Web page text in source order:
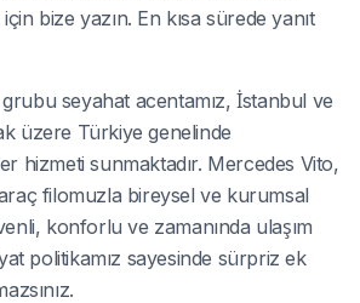
bize yazın. En kısa sürede yanıt
seyahat acentamız, İstanbul ve
üzere Türkiye genelinde
hizmeti sunmaktadır. Mercedes Vito,
filomuzla bireysel ve kurumsal
konforlu ve zamanında ulaşım
politikamız sayesinde sürpriz ek